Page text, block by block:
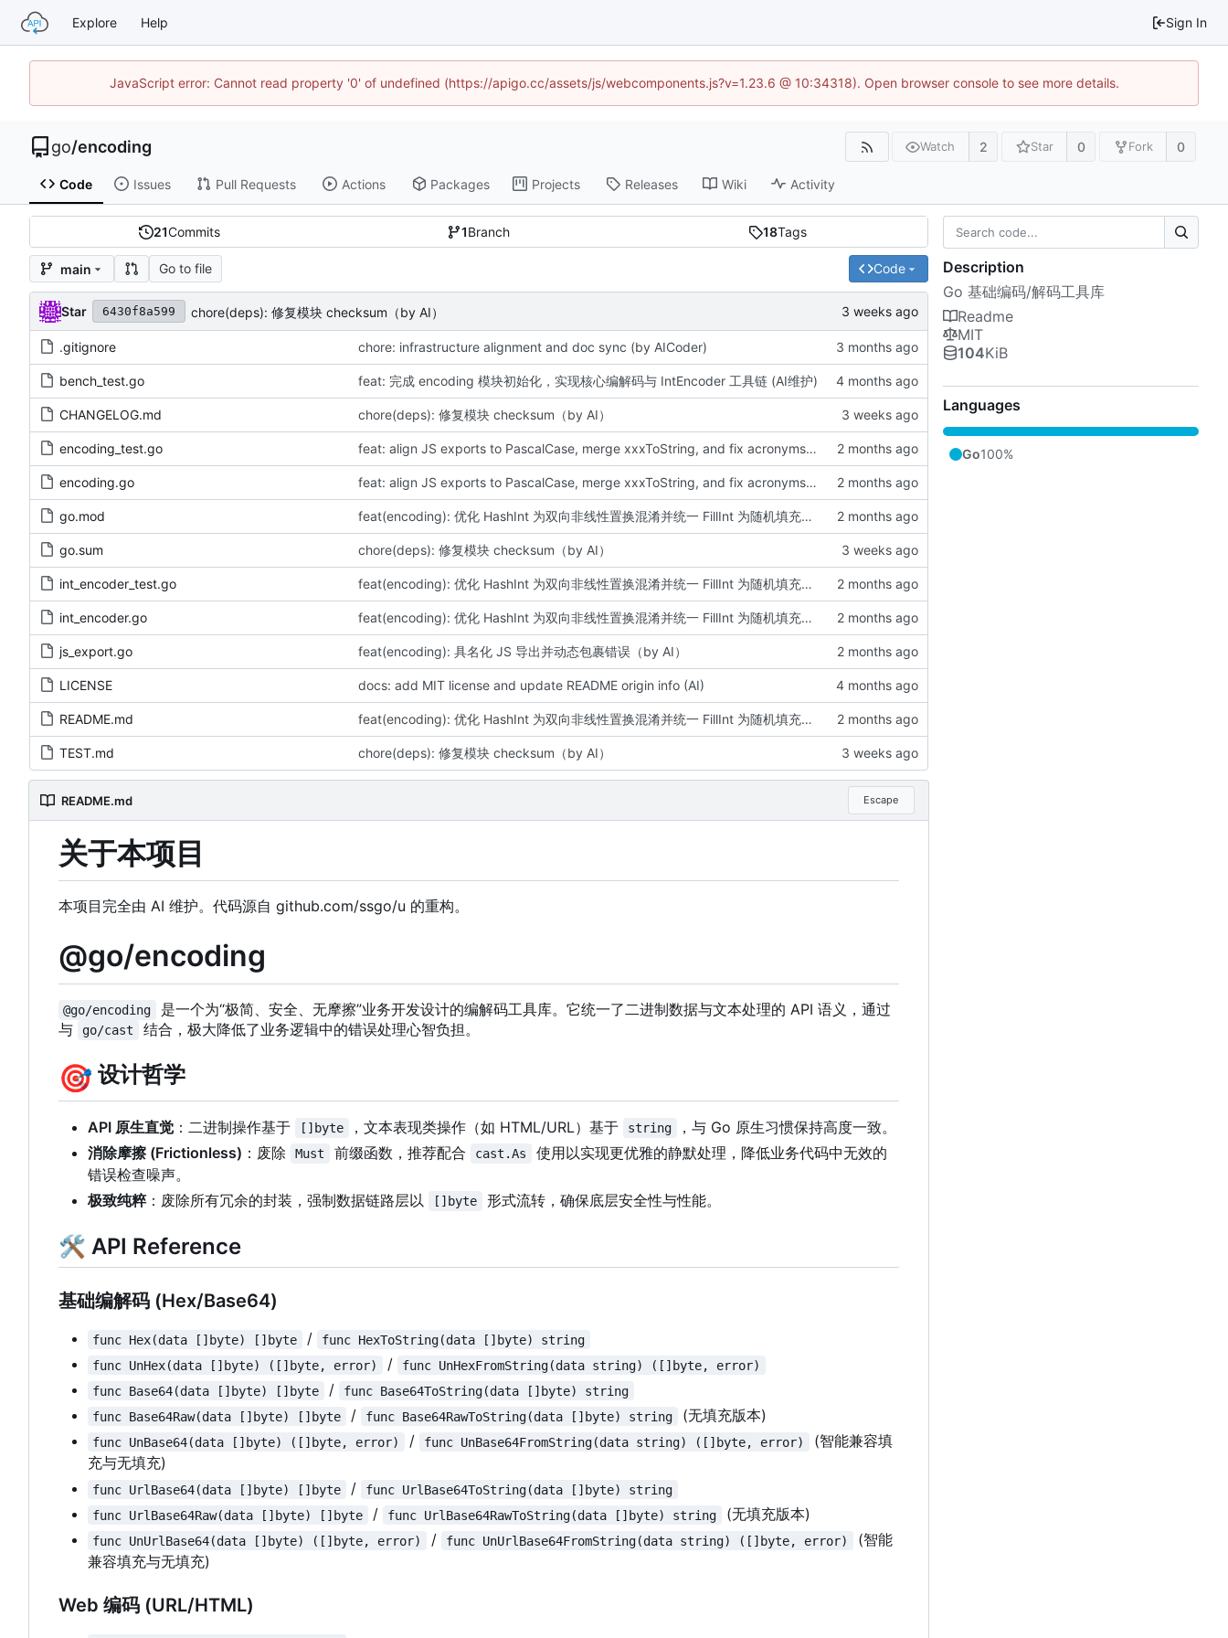
Explore Help Sign In
JavaScript error: Cannot read property '0' of undefined (https://apigo.cc/assets/js/webcomponents.js?v=1.23.6 @ 10:34318). Open browser console to see more details.
go/encoding Watch 2 Star 0 Fork 0
Code Issues Pull Requests Actions Packages Projects Releases Wiki Activity
21Commits 1Branch 18Tags
main Go to file Code
Star 6430f8a599 chore(deps): 修复模块 checksum（by AI）
.gitignore chore: infrastructure alignment and doc sync (by AICoder)
bench_test.go feat: 完成 encoding 模块初始化，实现核心编解码与 IntEncoder 工具链 (AI维护)
CHANGELOG.md chore(deps): 修复模块 checksum（by AI）
encoding_test.go feat: align JS exports to PascalCase, merge xxxToString, and fix acronyms (by AI)
encoding.go feat: align JS exports to PascalCase, merge xxxToString, and fix acronyms (by AI)
go.mod feat(encoding): 优化 HashInt 为双向非线性置换混淆并统一 FillInt 为随机填充（by AI）
go.sum chore(deps): 修复模块 checksum（by AI）
int_encoder_test.go feat(encoding): 优化 HashInt 为双向非线性置换混淆并统一 FillInt 为随机填充（by AI）
int_encoder.go feat(encoding): 优化 HashInt 为双向非线性置换混淆并统一 FillInt 为随机填充（by AI）
js_export.go feat(encoding): 具名化 JS 导出并动态包裹错误（by AI）
LICENSE docs: add MIT license and update README origin info (AI)
README.md feat(encoding): 优化 HashInt 为双向非线性置换混淆并统一 FillInt 为随机填充（by AI）
TEST.md chore(deps): 修复模块 checksum（by AI）
README.md Escape
关于本项目
本项目完全由 AI 维护。代码源自 github.com/ssgo/u 的重构。
@go/encoding
@go/encoding
是一个为“极简、安全、无摩擦”业务开发设计的编解码工具库。它统一了二进制数据与文本处理的 API 语义，通过
与
go/cast 结合，极大降低了业务逻辑中的错误处理心智负担。
🎯 设计哲学
API 原生直觉 ：二进制操作基于 []byte ，文本表现类操作（如 HTML/URL） 基于 string
，与 Go 原生习惯保持高度一致。
消除摩擦 (Frictionless) ：废除 Must 前缀函数，推荐配合 cast.As
使用以实现更优雅的静默处理，降低业务代码中无效的
错误检查噪声。
极致纯粹：废除所有冗余的封装，强制数据链路层以 []byte 形式流转，确保底层安全性与性能。
🛠 API Reference
基础编解码 (Hex/Base64)
func Hex(data []byte) []byte /
func HexToString(data []byte) string
func UnHex(data []byte) ([]byte, error)
/
func UnHexFromString(data string) ([]byte, error)
func Base64(data []byte) []byte
/
func Base64ToString(data []byte) string
func Base64Raw(data []byte) []byte
/ func Base64RawToString(data []byte) string (无填充版本)
func UnBase64(data []byte) ([]byte, error) / func UnBase64FromString(data string) ([]byte, error)
(智能兼容填
充与无填充)
func UrlBase64(data []byte) []byte /
func UrlBase64ToString(data []byte) string
func UrlBase64Raw(data []byte) []byte
/ func UrlBase64RawToString(data []byte) string (无填充版本)
func UnUrlBase64(data []byte) ([]byte, error) / func UnUrlBase64FromString(data string) ([]byte, error)
(智能
兼容填充与无填充)
Web 编码 (URL/HTML)
Description
Go 基础编码/解码工具库
Readme
MIT
104KiB
Languages
Go100%